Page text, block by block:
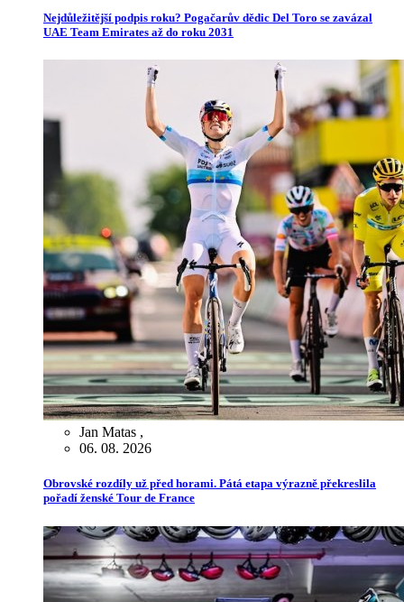
Nejdůležitější podpis roku? Pogačarův dědic Del Toro se zavázal
UAE Team Emirates až do roku 2031
Jan Matas ,
06. 08. 2026
Obrovské rozdíly už před horami. Pátá etapa výrazně překreslila
pořadí ženské Tour de France